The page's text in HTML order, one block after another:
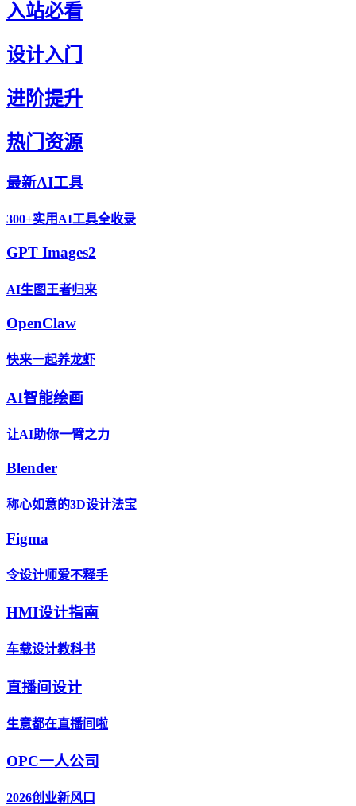
入站必看
设计入门
进阶提升
热门资源
最新AI工具
300+实用AI工具全收录
GPT Images2
AI生图王者归来
OpenClaw
快来一起养龙虾
AI智能绘画
让AI助你一臂之力
Blender
称心如意的3D设计法宝
Figma
令设计师爱不释手
HMI设计指南
车载设计教科书
直播间设计
生意都在直播间啦
OPC一人公司
2026创业新风口